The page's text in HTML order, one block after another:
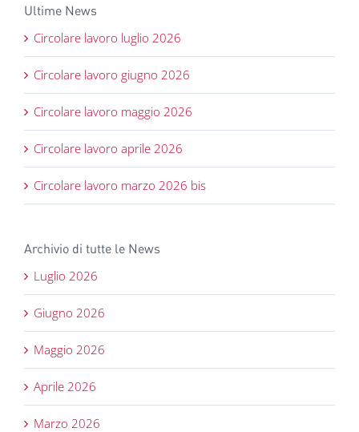
Ultime News
Circolare lavoro luglio 2026
Circolare lavoro giugno 2026
Circolare lavoro maggio 2026
Circolare lavoro aprile 2026
Circolare lavoro marzo 2026 bis
Archivio di tutte le News
Luglio 2026
Giugno 2026
Maggio 2026
Aprile 2026
Marzo 2026